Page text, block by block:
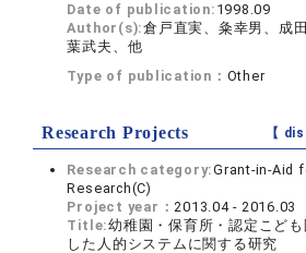
Date of publication: 1998.09
Author(s):倉戸直実、粂幸男、成
葉武夫、他
Type of publication： Other
Research Projects 【
Research category:Grant-in-Aid
Research(C)
Project year：2013.04 - 2016.03
Title:幼稚園・保育所・認定こど
した人的システムに関する研究